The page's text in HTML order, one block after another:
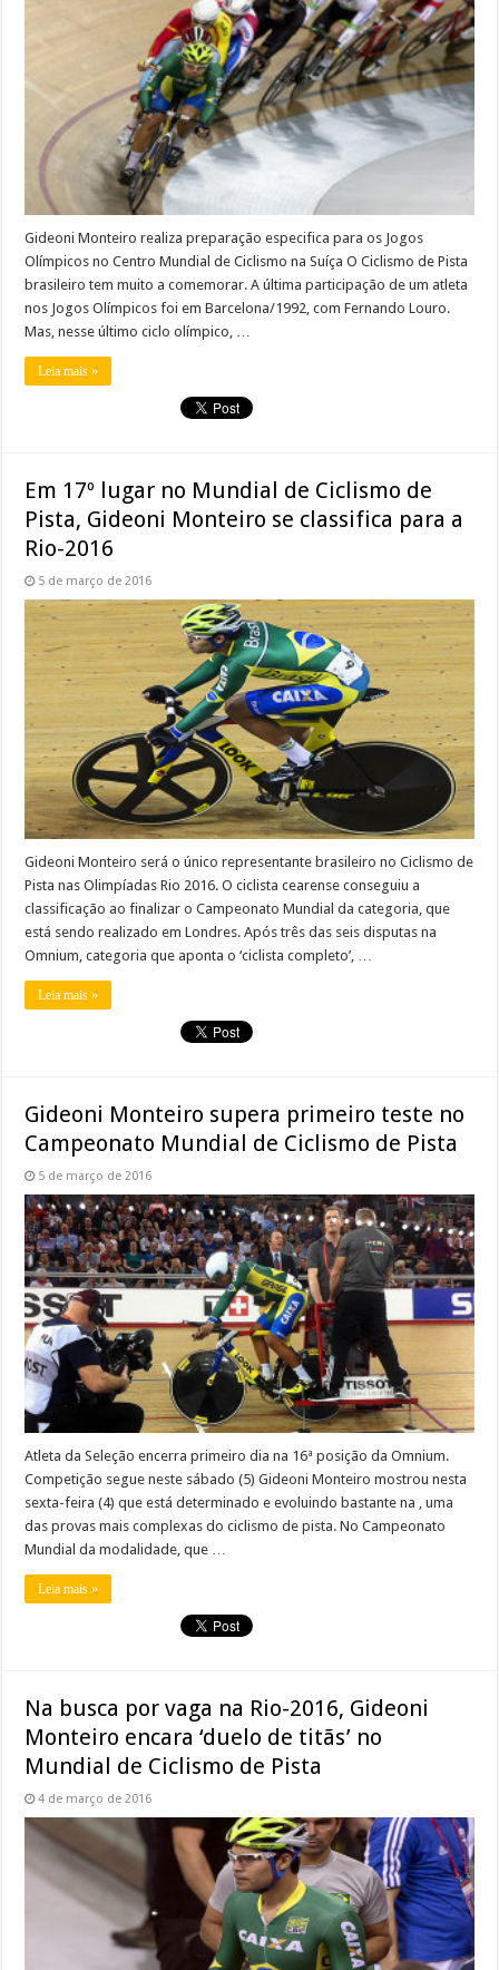
Gideoni Monteiro realiza preparação especifica para os Jogos
Olímpicos no Centro Mundial de Ciclismo na Suíça O Ciclismo de Pista
brasileiro tem muito a comemorar. A última participação de um atleta
nos Jogos Olímpicos foi em Barcelona/1992, com Fernando Louro.
Mas, nesse último ciclo olímpico, …
Leia mais »
Em 17º lugar no Mundial de Ciclismo de
Pista, Gideoni Monteiro se classifica para a
Rio-2016
5 de março de 2016
Gideoni Monteiro será o único representante brasileiro no Ciclismo de
Pista nas Olimpíadas Rio 2016. O ciclista cearense conseguiu a
classificação ao finalizar o Campeonato Mundial da categoria, que
está sendo realizado em Londres. Após três das seis disputas na
Omnium, categoria que aponta o ‘ciclista completo’, …
Leia mais »
Gideoni Monteiro supera primeiro teste no
Campeonato Mundial de Ciclismo de Pista
5 de março de 2016
Atleta da Seleção encerra primeiro dia na 16ª posição da Omnium.
Competição segue neste sábado (5) Gideoni Monteiro mostrou nesta
sexta-feira (4) que está determinado e evoluindo bastante na , uma
das provas mais complexas do ciclismo de pista. No Campeonato
Mundial da modalidade, que …
Leia mais »
Na busca por vaga na Rio-2016, Gideoni
Monteiro encara ‘duelo de titãs’ no
Mundial de Ciclismo de Pista
4 de março de 2016